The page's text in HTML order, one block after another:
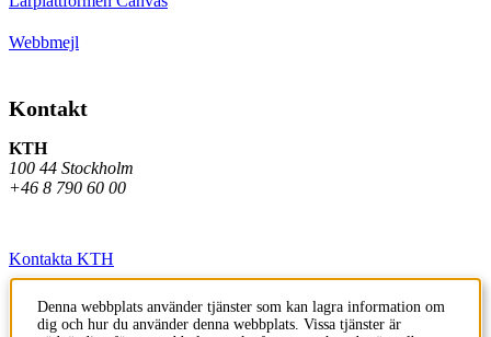
Webbmejl
Kontakt
KTH
100 44 Stockholm
+46 8 790 60 00
Kontakta KTH
Jobba på KTH
Denna webbplats använder tjänster som kan lagra information om
dig och hur du använder denna webbplats. Vissa tjänster är